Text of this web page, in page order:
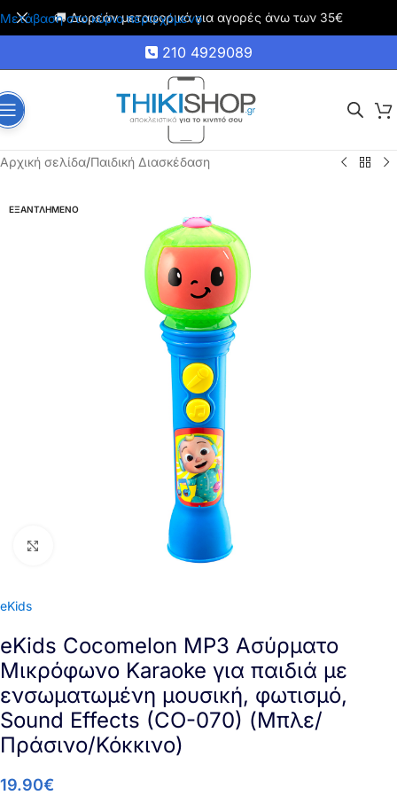
Μετάβαση στο κύριο περιεχόμενο
🚚 Δωρεάν μεταφορικά για αγορές άνω των 35€
210 4929089
Αρχική σελίδα/Παιδική Διασκέδαση
ΕΞΑΝΤΛΗΜΕΝΟ
eKids
eKids Cocomelon MP3 Ασύρματο
Μικρόφωνο Karaoke για παιδιά με
ενσωματωμένη μουσική, φωτισμό,
Sound Effects (CO-070) (Μπλε/
Πράσινο/Κόκκινο)
19.90€